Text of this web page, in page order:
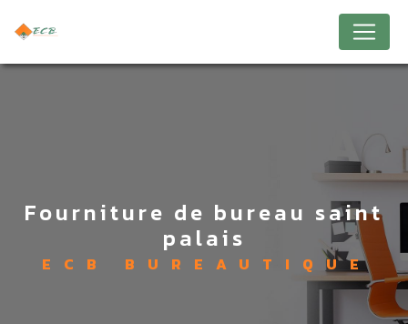
fourniture de bureau saint
palais
ECB BUREAUTIQUE